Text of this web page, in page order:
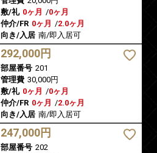
敷/礼 0ヶ月 /0ヶ月
仲介/FR 0ヶ月 /2.0ヶ月
向き/入居 南/即入居可
292,000円
部屋番号 201
管理費 30,000円
敷/礼 0ヶ月 /0ヶ月
仲介/FR 0ヶ月 /2.0ヶ月
向き/入居 南/即入居可
247,000円
部屋番号 202